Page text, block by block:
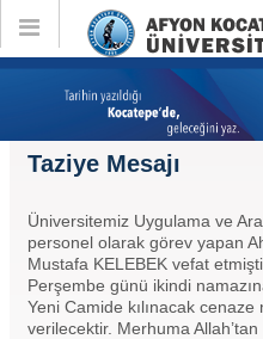
Toggle
Taziye Mesajı
Üniversitemiz Uygulama ve
personel olarak görev yapan
Mustafa KELEBEK vefat
Perşembe günü ikindi
Yeni Camide kılınacak cenaze
verilecektir. Merhuma